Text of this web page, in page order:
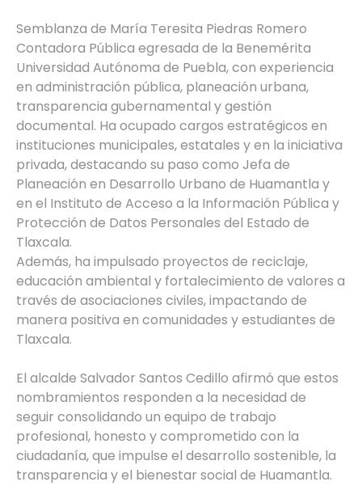
Semblanza de María Teresita Piedras Romero
Contadora Pública egresada de la Benemérita
Universidad Autónoma de Puebla, con experiencia
en administración pública, planeación urbana,
transparencia gubernamental y gestión
documental. Ha ocupado cargos estratégicos en
instituciones municipales, estatales y en la iniciativa
privada, destacando su paso como Jefa de
Planeación en Desarrollo Urbano de Huamantla y
en el Instituto de Acceso a la Información Pública y
Protección de Datos Personales del Estado de
Tlaxcala.
Además, ha impulsado proyectos de reciclaje,
educación ambiental y fortalecimiento de valores a
través de asociaciones civiles, impactando de
manera positiva en comunidades y estudiantes de
Tlaxcala.
El alcalde Salvador Santos Cedillo afirmó que estos
nombramientos responden a la necesidad de
seguir consolidando un equipo de trabajo
profesional, honesto y comprometido con la
ciudadanía, que impulse el desarrollo sostenible, la
transparencia y el bienestar social de Huamantla.